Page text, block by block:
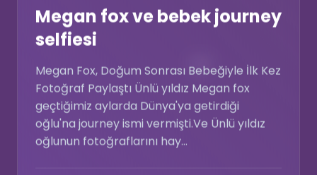
💚
Megan fox ve bebek journey
selfiesi
Megan Fox, Doğum Sonrası Bebeğiyle İlk Kez
Fotoğraf Paylaştı Ünlü yıldız Megan fox
geçtiğimiz aylarda Dünya'ya getirdiği
oğlu'na journey ismi vermişti.Ve Ünlü yıldız
oğlunun fotoğraflarını hay...